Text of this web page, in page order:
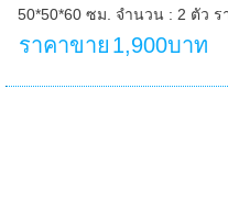
50*50*60 ซม. จำนวน : 2 ตัว ร
ราคาขาย 1,900บาท